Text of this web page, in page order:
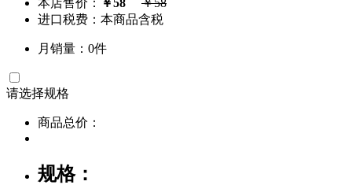
进口税费：本商品含税
月销量：0件
请选择规格
商品总价：
规格：